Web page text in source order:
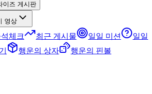
이즈 게시판
영상
체크 최근 게시물 일일 미션
일일
행운의 상자 행운의 핀볼